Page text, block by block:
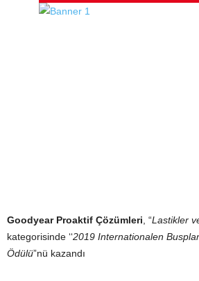
Goodyear Proaktif Çözümleri , “Lastikler
kategorisinde ‘‘2019 Internationalen
Ödülü”nü kazandı